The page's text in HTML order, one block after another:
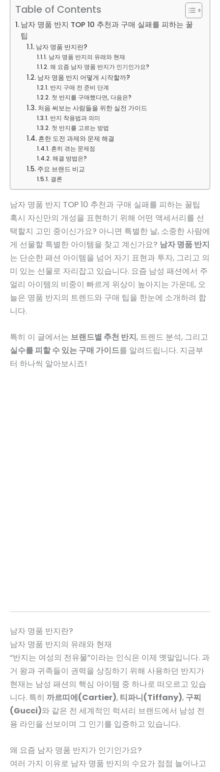
Table of Contents
남자 명품 반지 TOP 10 추천과 구매 실패를 피하는 꿀
팁
남자 명품 반지란?
남자 명품 반지의 유래와 현재
왜 요즘 남자 명품 반지가 인기인가요?
남자 명품 반지 어떻게 시작할까?
반지 구매 전 준비 단계
첫 반지를 구매했다면, 다음은?
처음 써보는 사람들을 위한 실전 가이드
반지 착용법과 의미
첫 반지를 고르는 방법
흔한 도전 과제와 문제 해결
흔히 겪는 문제점
해결 방법은?
주요 브랜드 비교
결론
남자 명품 반지 TOP 10 추천과 구매 실패를 피하는 꿀팁
혹시 자신만의 개성을 표현하기 위해 어떤 액세서리를 선
택할지 고민 중이신가요? 아니면 특별한 날, 소중한 사람에
게 선물할 특별한 아이템을 찾고 계신가요? 남자 명품 반지
는 단순한 패션 아이템을 넘어 자기 표현과 투자, 그리고 의
미 있는 선물로 자리잡고 있습니다. 요즘 남성 패션에서 주
얼리 아이템의 비중이 빠르게 위상이 높아지는 가운데, 오
늘은 명품 반지의 트렌드와 구매 팁을 한눈에 소개하려 합
니다.
특히 이 글에서는 브랜드별 추천 반지, 트렌드 분석, 그리고
실수를 피할 수 있는 구매 가이드를 알려드립니다. 지금부
터 하나씩 알아보시죠!
남자 명품 반지란?
남자 명품 반지의 유래와 현재
“반지는 여성의 전유물”이라는 인식은 이제 옛말입니다. 과
거 왕과 귀족들이 권력을 상징하기 위해 사용하던 반지가
현재는 남성 패션의 핵심 아이템 중 하나로 떠오르고 있습
니다. 특히 까르띠에(Cartier), 티파니(Tiffany), 구찌
(Gucci)와 같은 전 세계적인 럭셔리 브랜드에서 남성 전
용 라인을 선보이며 그 인기를 입증하고 있습니다.
왜 요즘 남자 명품 반지가 인기인가요?
여러 가지 이유로 남자 명품 반지의 수요가 점점 늘어나고